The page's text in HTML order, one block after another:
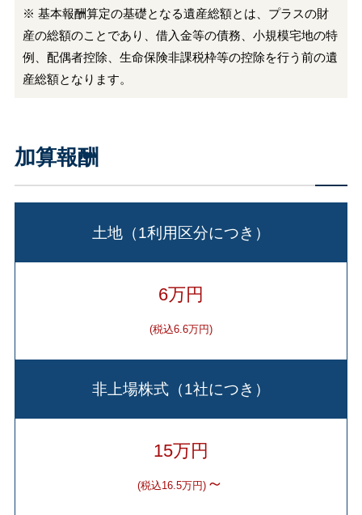
※ 基本報酬算定の基礎となる遺産総額とは、プラスの財
産の総額のことであり、借入金等の債務、小規模宅地の特
例、配偶者控除、生命保険非課税枠等の控除を行う前の遺
産総額となります。
加算報酬
土地（1利用区分につき）
6万円
(税込6.6万円)
非上場株式（1社につき）
15万円
(税込16.5万円) ～